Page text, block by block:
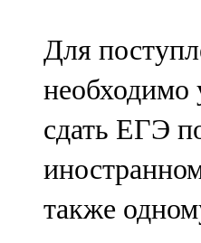
Яр Чаллы
105,5 FM
Для
необходимо
сдать ЕГЭ
также